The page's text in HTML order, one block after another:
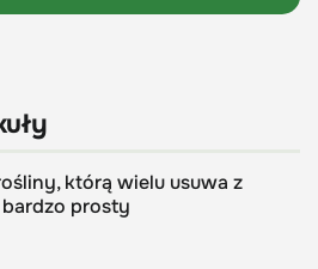
którą wielu usuwa z
prosty